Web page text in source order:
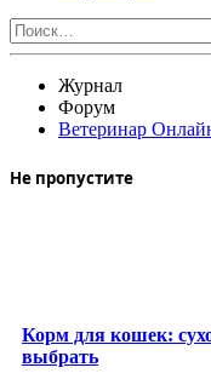
Найти:
Журнал
Форум
Ветеринар
Не пропустите
Корм для кошек:
выбрать